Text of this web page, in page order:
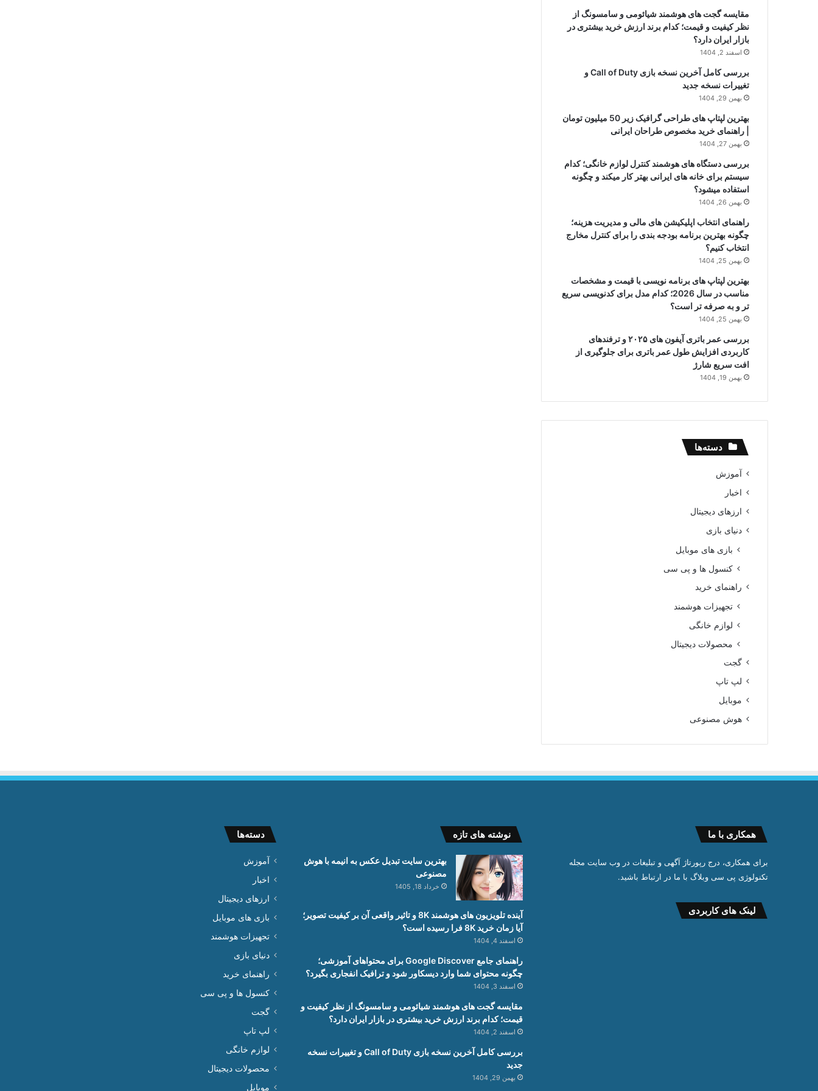
مقایسه گجت های هوشمند شیائومی و سامسونگ از
نظر کیفیت و قیمت؛ کدام برند ارزش خرید بیشتری در
بازار ایران دارد؟
اسفند 2, 1404
بررسی کامل آخرین نسخه بازی Call of Duty و
تغییرات نسخه جدید
بهمن 29, 1404
بهترین لپتاپ های طراحی گرافیک زیر 50 میلیون تومان
| راهنمای خرید مخصوص طراحان ایرانی
بهمن 27, 1404
بررسی دستگاه های هوشمند کنترل لوازم خانگی؛ کدام
سیستم برای خانه های ایرانی بهتر کار میکند و چگونه
استفاده میشود؟
بهمن 26, 1404
راهنمای انتخاب اپلیکیشن های مالی و مدیریت هزینه؛
چگونه بهترین برنامه بودجه بندی را برای کنترل مخارج
انتخاب کنیم؟
بهمن 25, 1404
بهترین لپتاپ های برنامه نویسی با قیمت و مشخصات
مناسب در سال 2026؛ کدام مدل برای کدنویسی سریع
تر و به صرفه تر است؟
بهمن 25, 1404
بررسی عمر باتری آیفون های ۲۰۲۵ و ترفندهای
کاربردی افزایش طول عمر باتری برای جلوگیری از
افت سریع شارژ
بهمن 19, 1404
دسته‌ها
آموزش
اخبار
ارزهای دیجیتال
دنیای بازی
بازی های موبایل
کنسول ها و پی سی
راهنمای خرید
تجهیزات هوشمند
لوازم خانگی
محصولات دیجیتال
گجت
لپ تاپ
موبایل
هوش مصنوعی
همکاری با ما
برای همکاری، درج رپورتاژ آگهی و تبلیغات در وب سایت مجله
تکنولوژی پی سی وبلاگ با ما در ارتباط باشید.
لینک های کاربردی
نوشته های تازه
بهترین سایت تبدیل عکس به انیمه با هوش
مصنوعی
خرداد 18, 1405
آینده تلویزیون های هوشمند 8K و تاثیر واقعی آن بر کیفیت تصویر؛
آیا زمان خرید 8K فرا رسیده است؟
اسفند 4, 1404
راهنمای جامع Google Discover برای محتواهای آموزشی؛
چگونه محتوای شما وارد دیسکاور شود و ترافیک انفجاری بگیرد؟
اسفند 3, 1404
مقایسه گجت های هوشمند شیائومی و سامسونگ از نظر کیفیت و
قیمت؛ کدام برند ارزش خرید بیشتری در بازار ایران دارد؟
اسفند 2, 1404
بررسی کامل آخرین نسخه بازی Call of Duty و تغییرات نسخه
جدید
بهمن 29, 1404
دسته‌ها
آموزش
اخبار
ارزهای دیجیتال
بازی های موبایل
تجهیزات هوشمند
دنیای بازی
راهنمای خرید
کنسول ها و پی سی
گجت
لپ تاپ
لوازم خانگی
محصولات دیجیتال
موبایل